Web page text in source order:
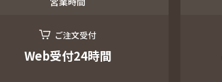
ご注文受付
Web受付24時間